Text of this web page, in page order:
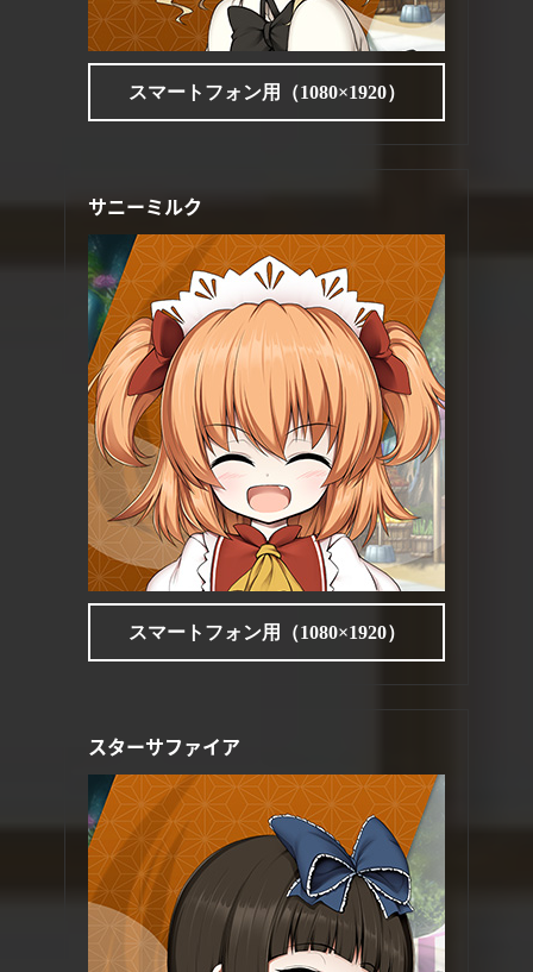
スマートフォン用（1080×1920）
サニーミルク
スマートフォン用（1080×1920）
スターサファイア